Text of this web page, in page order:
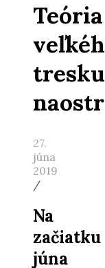
Teória
tresku
27.
júna
2019
/
Na
začiatku
júna